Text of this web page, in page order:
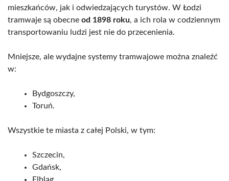
mieszkańców, jak i odwiedzających turystów. W Łodzi
tramwaje są obecne od 1898 roku, a ich rola w codziennym
transportowaniu ludzi jest nie do przecenienia.
Mniejsze, ale wydajne systemy tramwajowe można znaleźć
w:
Bydgoszczy,
Toruń.
Wszystkie te miasta z całej Polski, w tym:
Szczecin,
Gdańsk,